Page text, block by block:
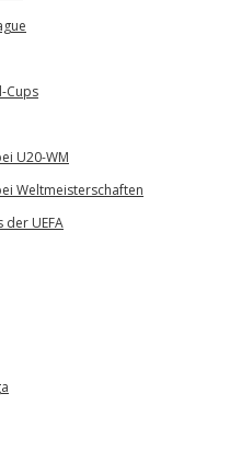
Cups
U20-WM
Weltmeisterschaften
der UEFA